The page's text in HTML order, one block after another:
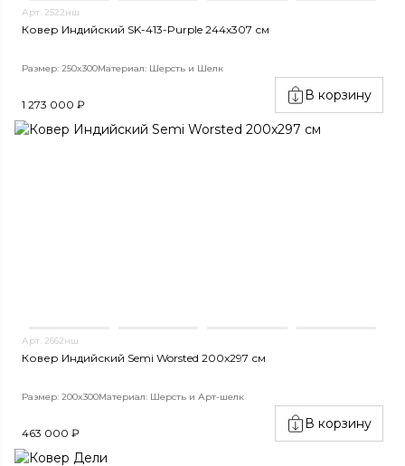
Арт. 2522нш
Ковер Индийский SK-413-Purple 244x307 см
Размер: 250x300Материал: Шерсть и Шелк
1 273 000 ₽
В корзину
Арт. 2662нш
Ковер Индийский Semi Worsted 200x297 см
Размер: 200x300Материал: Шерсть и Арт-шелк
463 000 ₽
В корзину